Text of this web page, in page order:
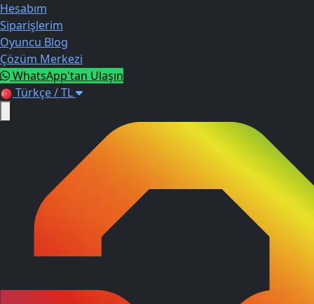
Hesabım
Siparişlerim
Oyuncu Blog
Çözüm Merkezi
WhatsApp'tan Ulaşın
Türkçe / TL